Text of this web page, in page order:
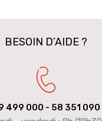
BESOIN D’AIDE ?
499 000 - 58 351 090